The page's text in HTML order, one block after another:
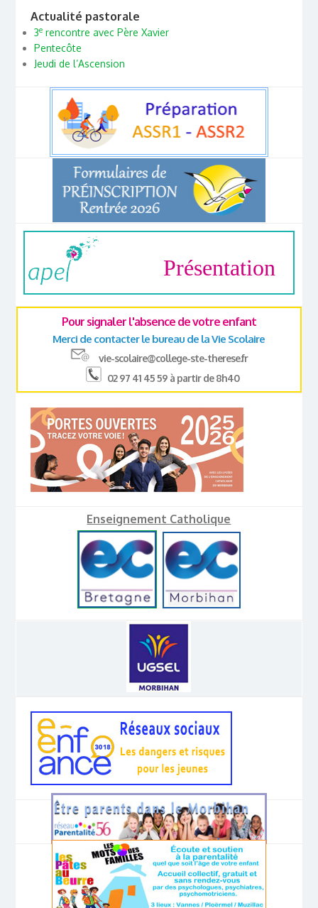
Actualité pastorale
3erencontre avec Père Xavier
Pentecôte
Jeudi de l’Ascension
Présentation
Pour signaler l'absence de votre enfant
Merci de contacter le bureau de la Vie Scolaire
vie-scolaire@college-ste-therese.fr
02 97 41 45 59 à partir de 8h40
Enseignement Catholique